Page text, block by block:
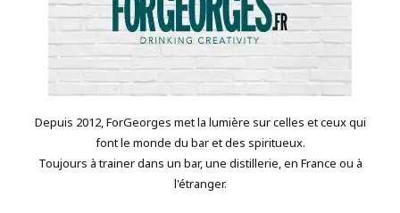
Depuis 2012, ForGeorges met la lumière sur celles et ceux qui
font le monde du bar et des spiritueux.
Toujours à trainer dans un bar, une distillerie, en France ou à
l'étranger.